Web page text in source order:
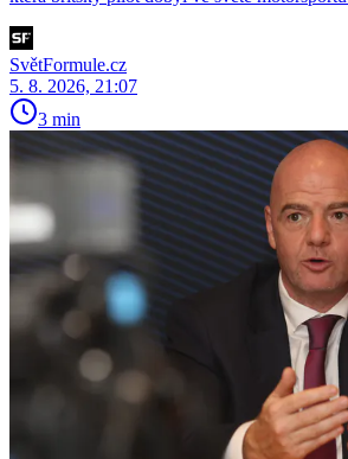
SvětFormule.cz
5. 8. 2026, 21:07
3 min